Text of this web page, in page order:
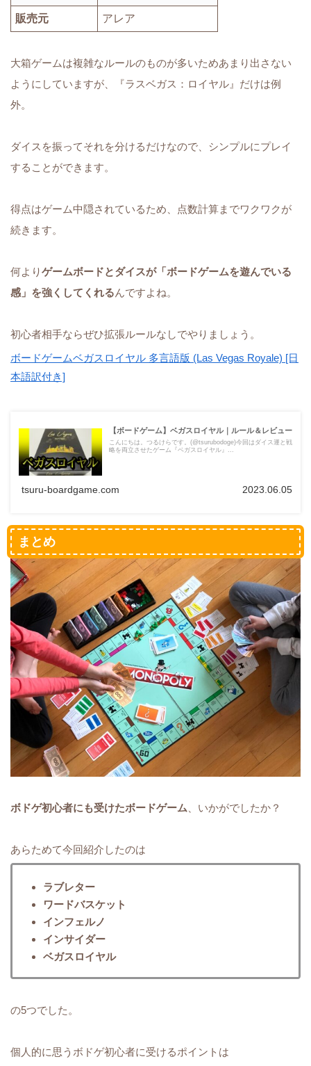
販売元 アレア
大箱ゲームは複雑なルールのものが多いためあまり出さない
ようにしていますが、『ラスベガス：ロイヤル』だけは例
外。
ダイスを振ってそれを分けるだけなので、シンプルにプレイ
することができます。
得点はゲーム中隠されているため、点数計算までワクワクが
続きます。
何よりゲームボードとダイスが「ボードゲームを遊んでいる
感」を強くしてくれるんですよね。
初心者相手ならぜひ拡張ルールなしでやりましょう。
ボードゲームベガスロイヤル 多言語版 (Las Vegas Royale) [日
本語訳付き]
【ボードゲーム】ベガスロイヤル｜ルール＆レビュー
こんにちは。つるけらです。(@tsurubodoge)今回はダイス運と戦
略を両立させたゲーム『ベガスロイヤル』...
tsuru-boardgame.com 2023.06.05
まとめ
ボドゲ初心者にも受けたボードゲーム 、いかがでしたか？
あらためて今回紹介したのは
ラブレター
ワードバスケット
インフェルノ
インサイダー
ベガスロイヤル
の5つでした。
個人的に思うボドゲ初心者に受けるポイントは